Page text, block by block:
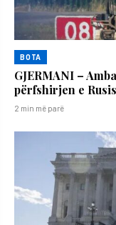
BOTA
GJERMANI –
përfshirjen e
2 min më parë